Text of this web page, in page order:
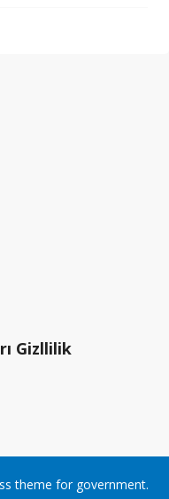
Gizllilik
theme for government.